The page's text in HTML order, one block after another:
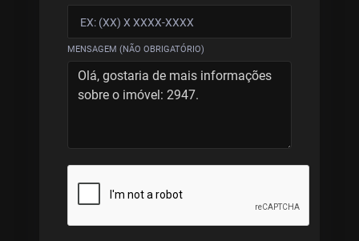
MENSAGEM (NÃO OBRIGATÓRIO)